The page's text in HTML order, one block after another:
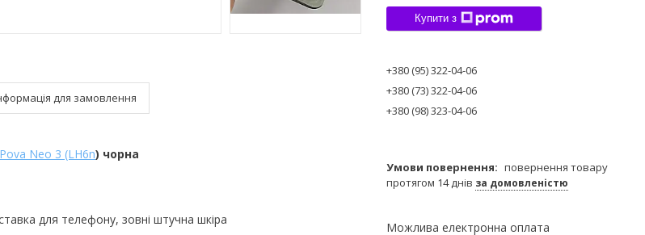
для замовлення
Neo 3 (LH6n) чорна
для телефону, зовні штучна шкіра
Купити з
+380 (95) 322-04-06
+380 (73) 322-04-06
+380 (98) 323-04-06
повернення товару
протягом 14 днів за домовленістю